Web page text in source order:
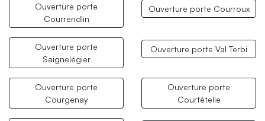
Ouverture porte
Courrendlin
Ouverture porte Courroux
Ouverture porte
Saignelégier
Ouverture porte Val Terbi
Ouverture porte
Courgenay
Ouverture porte
Courtételle